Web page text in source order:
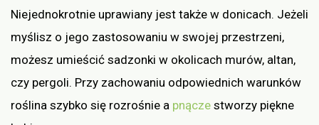
Niejednokrotnie uprawiany jest także w donicach. Jeżeli
myślisz o jego zastosowaniu w swojej przestrzeni,
możesz umieścić sadzonki w okolicach murów, altan,
czy pergoli. Przy zachowaniu odpowiednich warunków
roślina szybko się rozrośnie a pnącze stworzy piękne